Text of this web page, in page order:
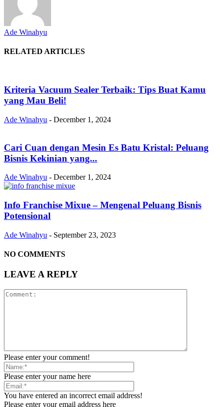
Ade Winahyu
RELATED ARTICLES
Kriteria Vacuum Sealer Terbaik: Tips Buat Kamu
yang Mau Beli!
Ade Winahyu - December 1, 2024
Cari Cuan dengan Mesin Es Batu Kristal: Peluang
Bisnis Kekinian yang...
Ade Winahyu - December 1, 2024
Info Franchise Mixue – Mengenal Peluang Bisnis
Potensional
Ade Winahyu - September 23, 2023
NO COMMENTS
LEAVE A REPLY
Please enter your comment!
Please enter your name here
You have entered an incorrect email address!
Please enter your email address here